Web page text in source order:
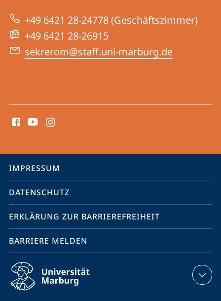
zur
Website
+49 6421 28-24778 (Geschäftszimmer)
+49 6421 28-26915
sekrerom@staff.uni-marburg.de
Media
Service-
Navigation
IMPRESSUM
DATENSCHUTZ
ERKLÄRUNG ZUR BARRIEREFREIHEIT
BARRIERE MELDEN